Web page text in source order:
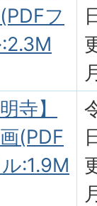
フ
寺】
(PDF
:1.9M